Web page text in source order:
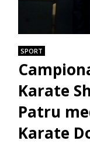
SPORT
Karate
Patru
Karate